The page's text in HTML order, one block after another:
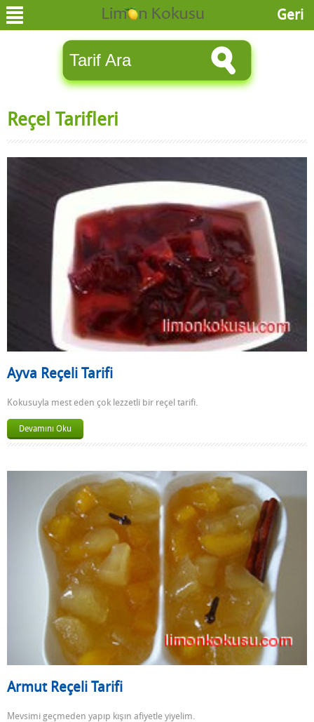
Geri
Reçel Tarifleri
Ayva Reçeli Tarifi
Kokusuyla mest eden çok lezzetli bir reçel tarifi.
Devamını Oku
Armut Reçeli Tarifi
Mevsimi geçmeden yapıp kışın afiyetle yiyelim.